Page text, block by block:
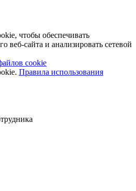
чтобы обеспечивать
веб-сайта и анализировать сетевой
cookie
Правила использования